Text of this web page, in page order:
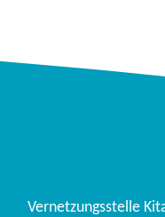
Vernetzungsstelle